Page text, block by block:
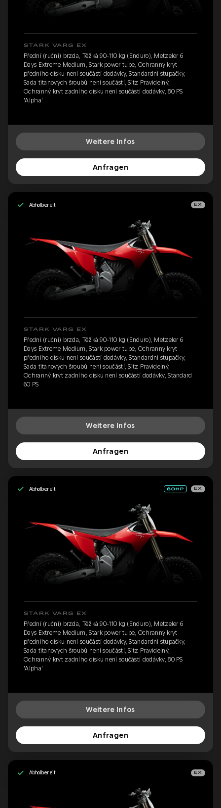
STARK VARG EX
Přední (ruční) brzda, Těžká 90-110 kg (Enduro), Metzeler 6
Days Extreme Medium, Stark power tube, Ochranný kryt
předního disku není součástí dodávky, Standardní stupačky,
Sada titanových šroubů není součástí, Sitz Pravidelný,
Ochranný kryt zadního disku není součástí dodávky, 80 PS
'Alpha'
Weitere Infos
Anfragen
Abholbereit EX
STARK VARG EX
Přední (ruční) brzda, Těžká 90-110 kg (Enduro), Metzeler 6
Days Extreme Medium, Stark power tube, Ochranný kryt
předního disku není součástí dodávky, Standardní stupačky,
Sada titanových šroubů není součástí, Sitz Pravidelný,
Ochranný kryt zadního disku není součástí dodávky, Standard
60 PS
Weitere Infos
Anfragen
Abholbereit EX
STARK VARG EX
Přední (ruční) brzda, Těžká 90-110 kg (Enduro), Metzeler 6
Days Extreme Medium, Stark power tube, Ochranný kryt
předního disku není součástí dodávky, Standardní stupačky,
Sada titanových šroubů není součástí, Sitz Pravidelný,
Ochranný kryt zadního disku není součástí dodávky, 80 PS
'Alpha'
Weitere Infos
Anfragen
Abholbereit EX